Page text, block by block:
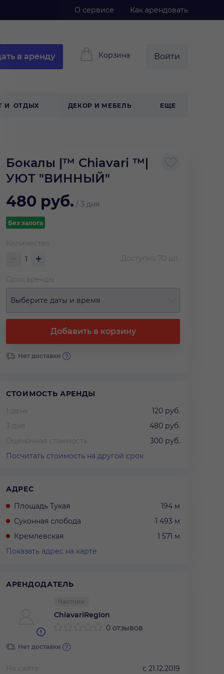
О сервисе Как арендовать
в аренду Корзина Войти
И ОТДЫХ ДЕКОР И МЕБЕЛЬ ЕЩЕ
Бокалы |™ Сhiavari ™|
УЮТ "ВИННЫЙ"
480 руб. / 3 дня
Без залога
Количество
Доступно 70 шт.
Срок аренды
Выберите даты и время
Добавить в корзину
Нет доставки
СТОИМОСТЬ АРЕНДЫ
1 день
120 руб.
3 дня
480 руб.
Оценочная стоимость
300 руб.
Посчитать стоимость на другой срок
АДРЕС
Площадь Тукая
194 м
Суконная слобода
1 493 м
Кремлевская
1 571 м
Показать адрес на карте
АРЕНДОДАТЕЛЬ
ChiavariRegion
0 отзывов
Нет доставки
На сайте с 21.12.2019